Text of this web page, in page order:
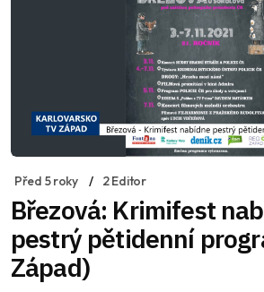
Před 5 roky 2 Editor
Březová: Krimifest
pestrý pětidenní
Západ)